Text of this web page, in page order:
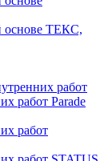
основе ТЕКС,
работ
работ Parade
работ